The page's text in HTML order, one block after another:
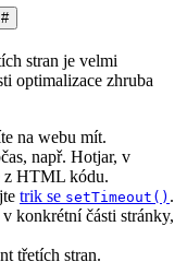
#
stran je velmi
optimalizace zhruba
na webu mít.
např. Hotjar, v
z HTML kódu.
trik se setTimeout() .
konkrétní části stránky,
třetích stran.